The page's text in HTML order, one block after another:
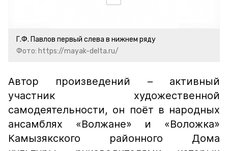
Г.Ф. Павлов первый слева в нижнем ряду
Фото: https://mayak-delta.ru/
Автор произведений – активный
участник художественной
самодеятельности, он поёт в народных
ансамблях «Волжане» и «Воложка»
Камызякского районного Дома